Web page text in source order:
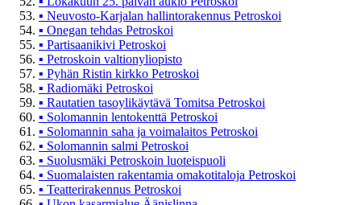
▪ Neuvosto-Karjalan hallintorakennus Petroskoi
▪ Onegan tehdas Petroskoi
▪ Partisaanikivi Petroskoi
▪ Petroskoin valtionyliopisto
▪ Pyhän Ristin kirkko Petroskoi
▪ Radiomäki Petroskoi
▪ Rautatien tasoylikäytävä Tomitsa Petroskoi
▪ Solomannin lentokenttä Petroskoi
▪ Solomannin saha ja voimalaitos Petroskoi
▪ Solomannin salmi Petroskoi
▪ Suolusmäki Petroskoin luoteispuoli
▪ Suomalaisten rakentamia omakotitaloja Petroskoi
▪ Teatterirakennus Petroskoi